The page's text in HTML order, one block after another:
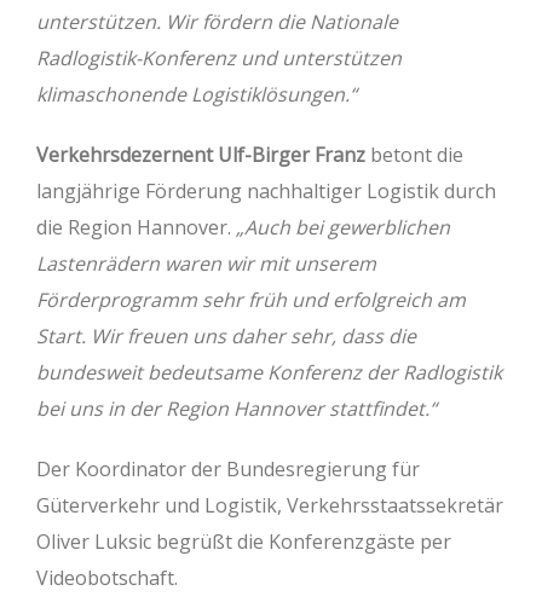
unterstützen. Wir fördern die Nationale
Radlogistik-Konferenz und unterstützen
klimaschonende Logistiklösungen.“
Verkehrsdezernent Ulf-Birger Franz betont die
langjährige Förderung nachhaltiger Logistik durch
die Region Hannover. „Auch bei gewerblichen
Lastenrädern waren wir mit unserem
Förderprogramm sehr früh und erfolgreich am
Start. Wir freuen uns daher sehr, dass die
bundesweit bedeutsame Konferenz der Radlogistik
bei uns in der Region Hannover stattfindet.“
Der Koordinator der Bundesregierung für
Güterverkehr und Logistik, Verkehrsstaatssekretär
Oliver Luksic begrüßt die Konferenzgäste per
Videobotschaft.